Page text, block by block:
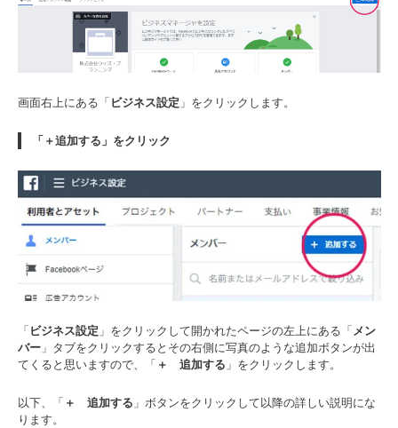
画面右上にある「ビジネス設定 」をクリックします。
「＋追加する」をクリック
「ビジネス設定 」をクリックして開かれたページの左上にある「メン
バー」タブをクリックするとその右側に写真のような追加ボタンが出
てくると思いますので、「 ＋ 追加する 」をクリックします。
以下、「 ＋ 追加する 」ボタンをクリックして以降の詳しい説明にな
ります。